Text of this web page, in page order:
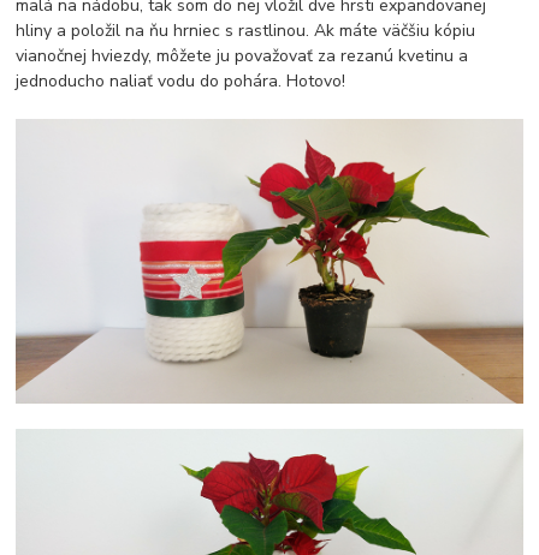
malá na nádobu, tak som do nej vložil dve hrsti expandovanej
hliny a položil na ňu hrniec s rastlinou. Ak máte väčšiu kópiu
vianočnej hviezdy, môžete ju považovať za rezanú kvetinu a
jednoducho naliať vodu do pohára. Hotovo!